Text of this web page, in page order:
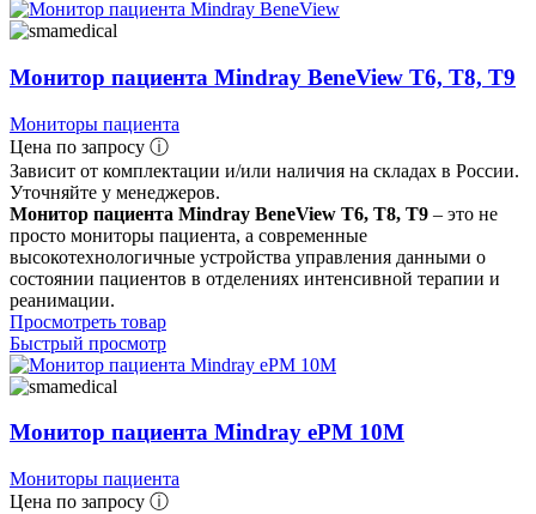
Монитор пациента Mindray BeneView T6, T8, T9
Мониторы пациента
Цена по запросу ⓘ
Зависит от комплектации и/или наличия на складах в России.
Уточняйте у менеджеров.
Монитор пациента Mindray BeneView T6, T8, T9 – это не
просто мониторы пациента, а современные
высокотехнологичные устройства управления данными о
состоянии пациентов в отделениях интенсивной терапии и
реанимации.
Просмотреть товар
Быстрый просмотр
Монитор пациента Mindray ePM 10M
Мониторы пациента
Цена по запросу ⓘ